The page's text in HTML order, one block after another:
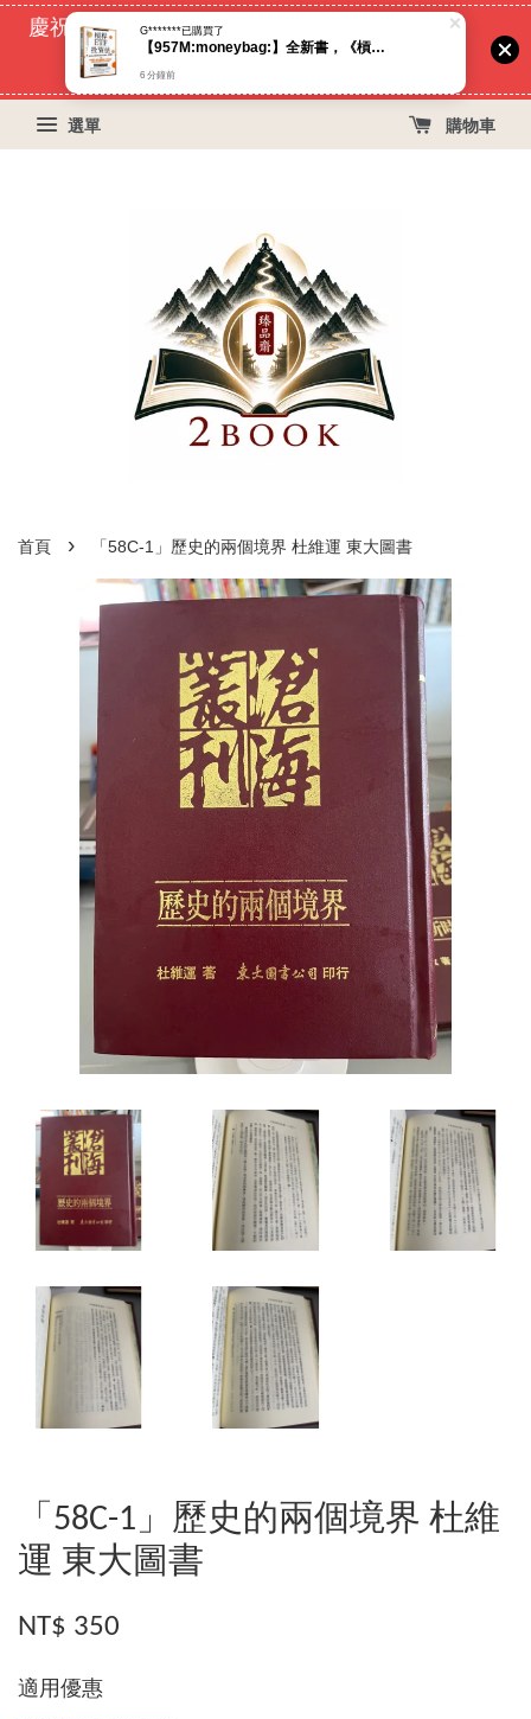
慶祝蝦皮好評過萬！買399免運費, 再立折29元
53天
選單 購物車
首頁 › 「58C-1」歷史的兩個境界 杜維運 東大圖書
「58C-1」歷史的兩個境界 杜維
運 東大圖書
NT$ 350
適用優惠
G*******已購買了
【957M:moneybag:】全新書，《槓桿ETF投資法：用50正2輕鬆打敗0050＆0056，提早退休》，林政華（大仁）
6 分鐘前